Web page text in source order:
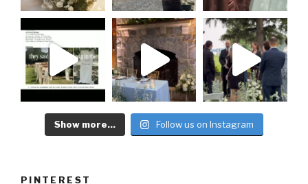
Show more... Follow us on Instagram
PINTEREST